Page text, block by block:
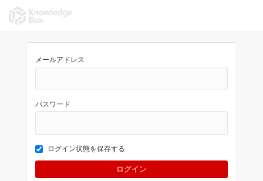
メールアドレス
パスワード
ログイン状態を保存する